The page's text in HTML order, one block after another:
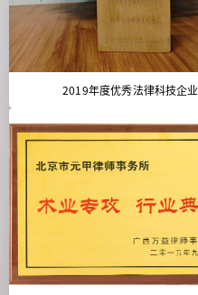
2019年度优秀法律科技企业